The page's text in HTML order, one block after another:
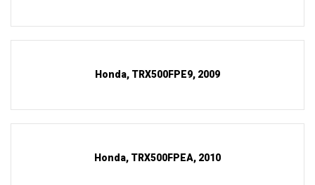
Honda, TRX500FPE9, 2009
Honda, TRX500FPEA, 2010